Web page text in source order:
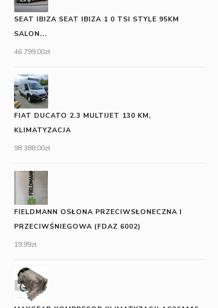
SEAT IBIZA SEAT IBIZA 1 0 TSI STYLE 95KM
SALON...
46 799,00zł
FIAT DUCATO 2.3 MULTIJET 130 KM,
KLIMATYZACJA
98 388,00zł
FIELDMANN OSŁONA PRZECIWSŁONECZNA I
PRZECIWŚNIEGOWA (FDAZ 6002)
19,99zł